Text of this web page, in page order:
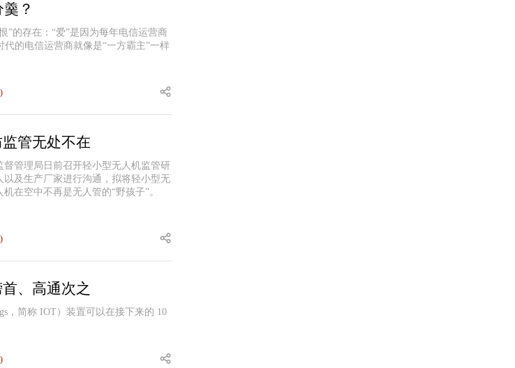
？
”的存在：“爱”是因为每年电信运营商
的电信运营商就像是“一方霸主”一样
管无处不在
管理局日前召开轻小型无人机监管研
及生产厂家进行沟通，拟将轻小型无
在空中不再是无人管的“野孩子”。
、高通次之
，简称 IOT）装置可以在接下来的 10